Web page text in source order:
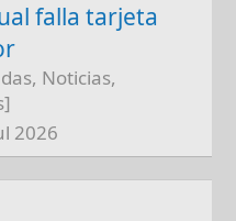
falla tarjeta
Noticias,
2026